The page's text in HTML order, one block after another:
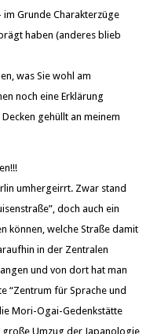
Grunde Charakterzüge
haben (anderes blieb
was Sie wohl am
noch eine Erklärung
gehüllt an meinem
umhergeirrt. Zwar stand
doch auch ein
können, welche Straße damit
in der Zentralen
und von dort hat man
“Zentrum für Sprache und
Mori-Ogai-Gedenkstätte
Umzug der Japanologie